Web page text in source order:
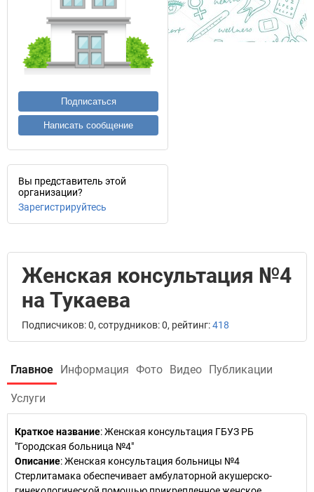
Подписаться
Написать сообщение
Вы представитель этой
организации?
Зарегистрируйтесь
Женская консультация №4
на Тукаева
Подписчиков: 0, сотрудников: 0, рейтинг:418
Главное Информация Фото Видео Публикации
Услуги
Краткое название:Женская консультация ГБУЗ РБ
"Городская больница №4"
Описание: Женская консультация больницы №4
Стерлитамака обеспечивает амбулаторной акушерско-